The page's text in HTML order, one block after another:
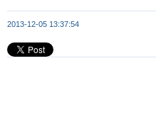
2013-12-05 13:37:54